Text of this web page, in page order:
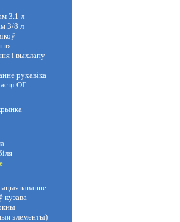
3.1 л
3/8 л
і выхлапу
рухавіка
ОГ
кузава
элементы)